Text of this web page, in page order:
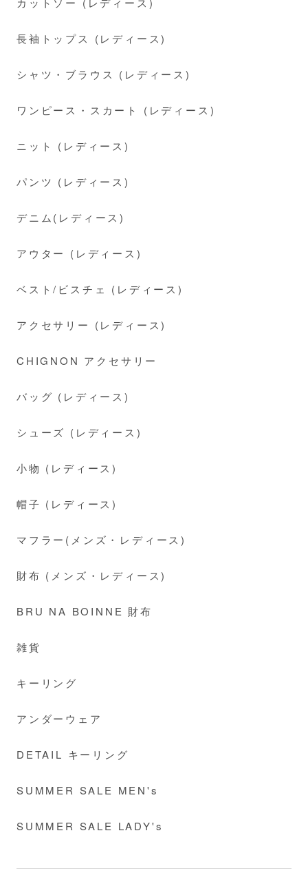
長袖トップス (レディース)
シャツ・ブラウス (レディース)
ワンピース・スカート (レディース)
ニット (レディース)
パンツ (レディース)
デニム(レディース)
アウター (レディース)
ベスト/ビスチェ (レディース)
アクセサリー (レディース)
CHIGNON アクセサリー
バッグ (レディース)
シューズ (レディース)
小物 (レディース)
帽子 (レディース)
マフラー(メンズ・レディース)
財布 (メンズ・レディース)
BRU NA BOINNE 財布
雑貨
キーリング
アンダーウェア
DETAIL キーリング
SUMMER SALE MEN's
SUMMER SALE LADY's